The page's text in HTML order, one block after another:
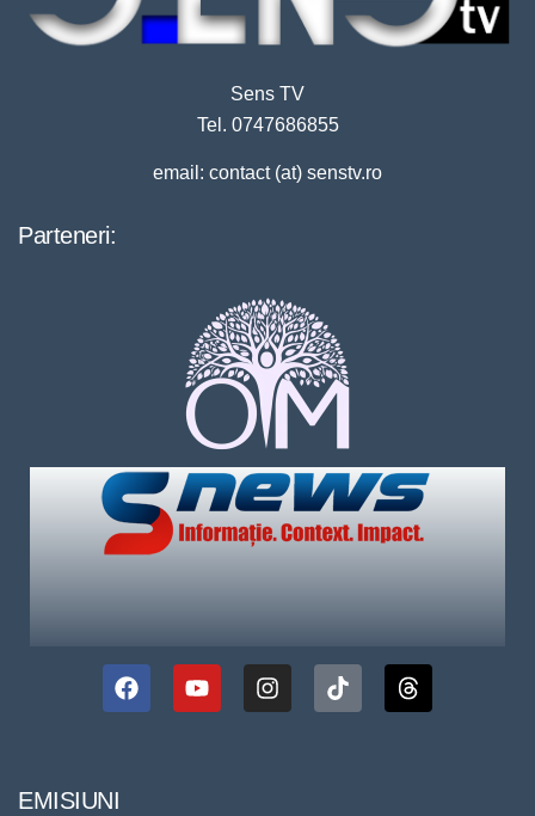
Sens TV
Tel. 0747686855
email: contact (at) senstv.ro
Parteneri:
EMISIUNI